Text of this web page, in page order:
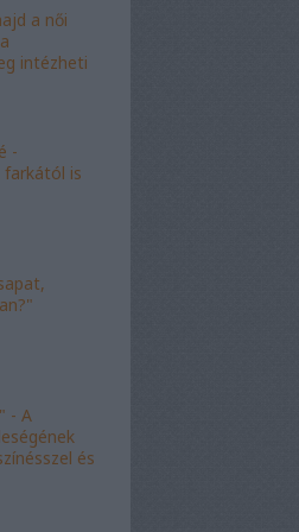
a női
intézheti
-
farkától is
- A
és